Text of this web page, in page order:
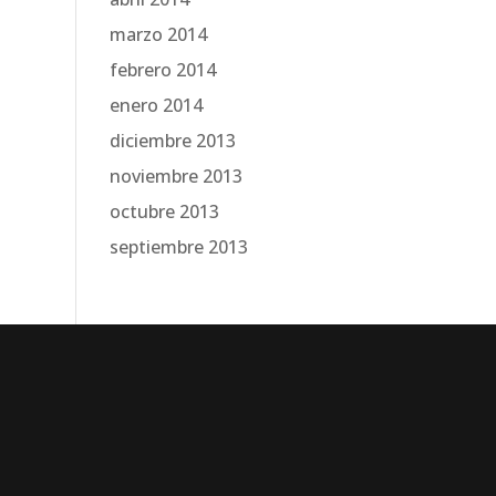
marzo 2014
febrero 2014
enero 2014
diciembre 2013
noviembre 2013
octubre 2013
septiembre 2013